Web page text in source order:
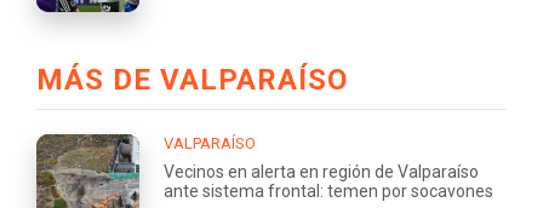
MÁS DE VALPARAÍSO
VALPARAÍSO
Vecinos en alerta en región de Valparaíso
ante sistema frontal: temen por socavones